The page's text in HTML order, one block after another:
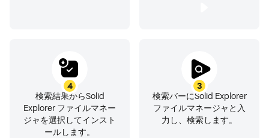
MediaFire、Yandex、Owncloud、SugarSyncに接続。
NASやサーバーにSMB/CIFS（Samba）、SFTP、FTP、
WebDAVでアクセス。クラウド間、サーバーからスマ
ホ、SDカードからNASなど、どの組み合わせでもパネル
間のドラッグで転送できます。
3
検索バーにSolid Explorer
ファイルマネージャと入
力し、検索します。
4
検索結果からSolid
Explorer ファイルマネー
ジャを選択してインスト
ールします。